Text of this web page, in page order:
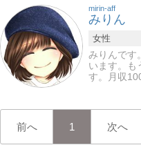
mirin-aff
みりん
女性
みりんです
います。も
す。月収
前へ 1 次へ